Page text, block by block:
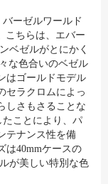
ーゼルワールド
こちらは、エバー
ベゼルがとにかく
な色合いのベゼル
はゴールドモデル
セラクロムによっ
しさもさることな
たことにより、パ
テナンス性を備
は40mmケースの
が美しい特別な色